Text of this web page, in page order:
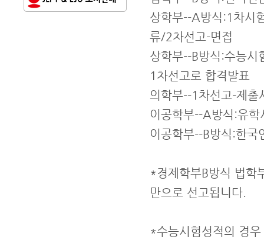
상학부--A방식:1차시
류/2차선고-면접
상학부--B방식:수능
1차선고로 합격발표
의학부--1차선고-제
이공학부--A방식:유
이공학부--B방식:한
*경제학부B방식 법학
만으로 선고됩니다.
*수능시험성적의 경